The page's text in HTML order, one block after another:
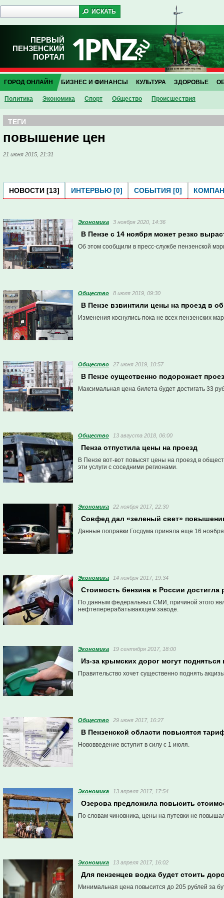
ПЕРВЫЙ
ПЕНЗЕНСКИЙ
ПОРТАЛ
ГОРОД ОНЛАЙН
Политика Экономика Спорт Общество Проиcшествия
БИЗНЕС И ФИНАНСЫ КУЛЬТУРА ЗДОРОВЬЕ
ТЕГИ
повышение цен
21 июня 2015, 21:31
НОВОСТИ [13] ИНТЕРВЬЮ [0] СОБЫТИЯ [0]
Экономика 3 ноября 2020, 14:36
В Пензе с 14 ноября может резко
Об этом сообщили в пресс-службе пензенской
Общество 8 июля 2019, 09:30
В Пензе взвинтили цены на проезд в
Изменения коснулись пока не всех пензенских
Общество 27 июня 2019, 10:57
В Пензе существенно подорожает
Максимальная цена билета будет достигать 33
Общество 13 августа 2018, 06:00
Пенза отпустила цены на проезд
В Пензе вот-вот повысят цены на проезд в
эти услуги с соседними регионами.
Экономика 22 ноября 2017, 22:30
Совфед дал «зеленый свет»
Данные поправки Госдума приняла еще 16
Экономика 14 ноября 2017, 19:34
Стоимость бензина в России
По данным федеральных СМИ, причиной этого
нефтеперерабатывающем заводе.
Экономика 19 сентября 2017, 18:00
Из-за крымских дорог могут
Правительство хочет существенно поднять
Общество 29 июня 2017, 16:27
В Пензенской области повысятся
Нововведение вступит в силу с 1 июля.
Экономика 13 апреля 2017, 17:54
Озерова предложила повысить
По словам чиновника, цены на путевки не
Экономика 13 апреля 2017, 16:02
Для пензенцев водка будет стоить
Минимальная цена повысится до 205 рублей за